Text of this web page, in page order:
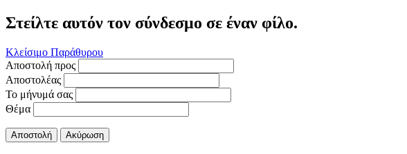
Στείλτε αυτόν τον σύνδεσμο σε έναν φίλο.
Κλείσιμο Παράθυρου
Αποστολή προς
Αποστολέας
Το μήνυμά σας
Θέμα
Αποστολή Ακύρωση